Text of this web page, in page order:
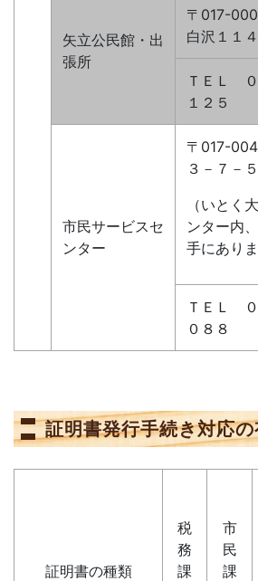
矢立公民館・出
張所
〒017-
白沢１１
ＴＥＬ ０
１２５
市民サービスセ
ンター
〒017-
３－７－
（いとく
ンター内
手にありま
ＴＥＬ ０
０８８
証明書発行手続き対応
証明書の種類
税
務
課
市
民
課